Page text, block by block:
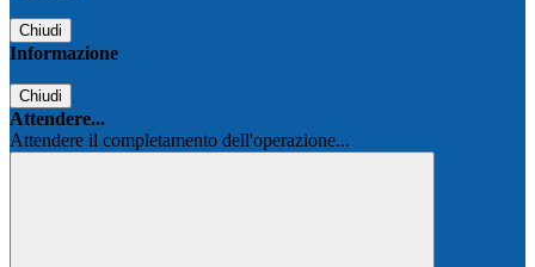
Chiudi
Informazione
Chiudi
Attendere...
Attendere il completamento dell'operazione...